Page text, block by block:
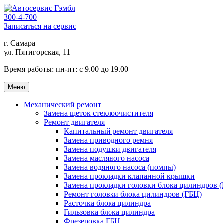
300-4-700
Записаться на сервис
г. Самара
ул. Пятигорская, 11
Время работы: пн-пт: с 9.00 до 19.00
Меню
Механический ремонт
Замена щеток стеклоочистителя
Ремонт двигателя
Капитальный ремонт двигателя
Замена приводного ремня
Замена подушки двигателя
Замена масляного насоса
Замена водяного насоса (помпы)
Замена прокладки клапанной крышки
Замена прокладки головки блока цилиндров
Ремонт головки блока цилиндров (ГБЦ)
Расточка блока цилиндра
Гильзовка блока цилиндра
Фрезеровка ГБЦ